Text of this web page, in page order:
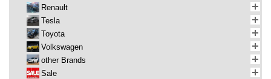
Renault
Tesla
Toyota
Volkswagen
other Brands
Sale